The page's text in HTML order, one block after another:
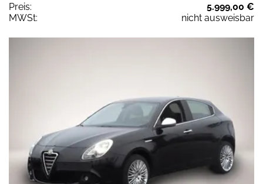
Preis:
5.999,00 €
MWSt:
nicht ausweisbar